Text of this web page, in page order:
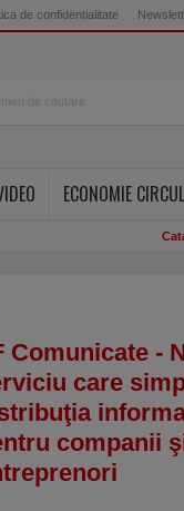
de confidentialitate
ECONOMIE
Comunicate -
care
companii